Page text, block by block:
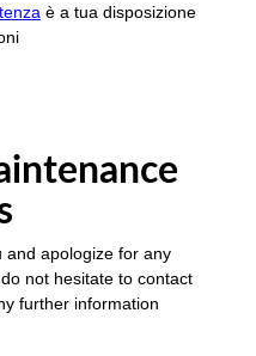
è a tua disposizione
and apologize for any
not hesitate to contact
further information